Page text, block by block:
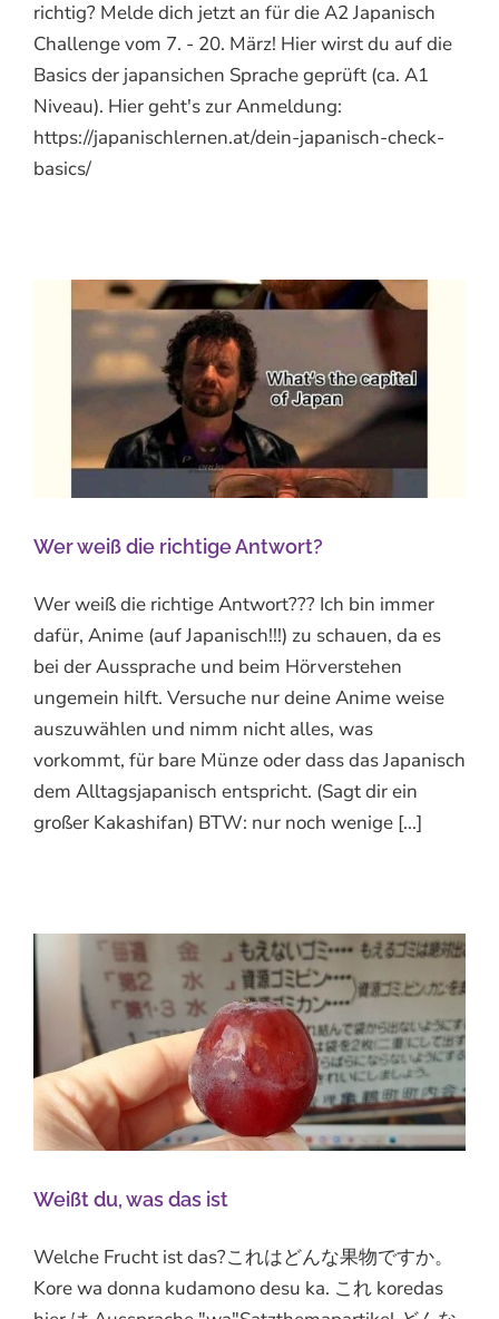
richtig? Melde dich jetzt an für die A2 Japanisch
Challenge vom 7. - 20. März! Hier wirst du auf die
Basics der japansichen Sprache geprüft (ca. A1
Niveau). Hier geht's zur Anmeldung:
https://japanischlernen.at/dein-japanisch-check-
basics/
Wer weiß die richtige Antwort?
Wer weiß die richtige Antwort??? Ich bin immer
dafür, Anime (auf Japanisch!!!) zu schauen, da es
bei der Aussprache und beim Hörverstehen
ungemein hilft. Versuche nur deine Anime weise
auszuwählen und nimm nicht alles, was
vorkommt, für bare Münze oder dass das Japanisch
dem Alltagsjapanisch entspricht. (Sagt dir ein
großer Kakashifan) BTW: nur noch wenige [...]
Weißt du, was das ist
Welche Frucht ist das?これはどんな果物ですか。
Kore wa donna kudamono desu ka. これ koredas